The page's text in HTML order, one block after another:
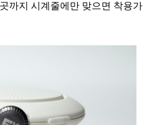
까지 시계줄에만 맞으면 착용가